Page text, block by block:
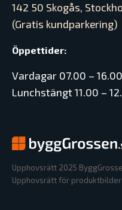
142 50 Skogås,
(Gratis kundparkering)
Öppettider:
Vardagar 07.00 –
Lunchstängt 11.00 –
Upphovsrätt 2025
Upphovsrätt för